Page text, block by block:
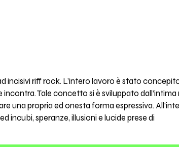
incisivi riff rock. L’intero lavoro è stato
Tale concetto si è sviluppato dall’intima
una propria ed onesta forma espressiva.
incubi, speranze, illusioni e lucide prese di